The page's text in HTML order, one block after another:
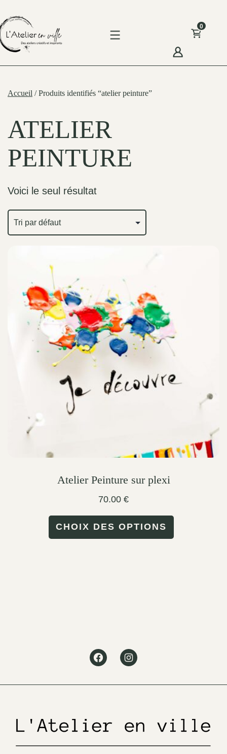
to
content
0
Accueil / Produits identifiés “atelier peinture”
ATELIER
PEINTURE
Voici le seul résultat
Atelier Peinture sur plexi
70.00 €
CHOIX DES OPTIONS
product
page
FacebookInstagram